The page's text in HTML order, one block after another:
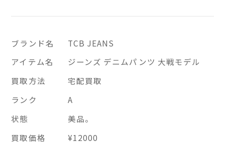
ブランド名
TCB JEANS
アイテム名
ジーンズ デニムパンツ 大戦モデル
買取方法
宅配買取
ランク
A
状態
美品。
買取価格
¥12000